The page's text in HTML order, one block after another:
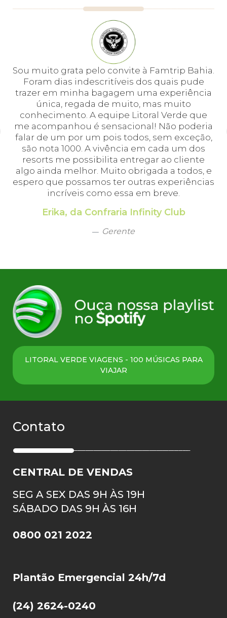
Sou muito grata pelo convite à Famtrip Bahia.
Foram dias indescritíveis dos quais pude
trazer em minha bagagem uma experiência
única, regada de muito, mas muito
conhecimento. A equipe Litoral Verde que
me acompanhou é sensacional! Não poderia
falar de um por um pois todos, sem exceção,
são nota 1000. A vivência em cada um dos
resorts me possibilita entregar ao cliente
algo ainda melhor. Muito obrigada a todos, e
espero que possamos ter outras experiências
incríveis como essa em breve.
Erika, da Confraria Infinity Club
Gerente
LITORAL VERDE VIAGENS - 100 MÚSICAS PARA
VIAJAR
Contato
CENTRAL DE VENDAS
SEG A SEX DAS 9H ÀS 19H
SÁBADO DAS 9H ÀS 16H
0800 021 2022
Plantão Emergencial 24h/7d
(24) 2624-0240